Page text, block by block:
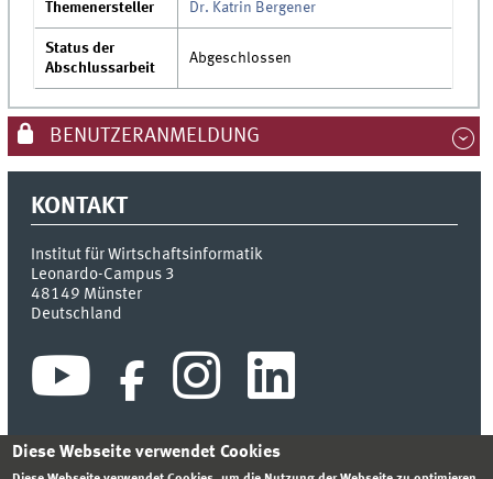
Themenersteller Dr. Katrin Bergener
Status der
Abschlussarbeit
Abgeschlossen
BENUTZERANMELDUNG
KONTAKT
Institut für Wirtschaftsinformatik
Leonardo-Campus 3
48149 Münster
Deutschland
Diese Webseite verwendet Cookies